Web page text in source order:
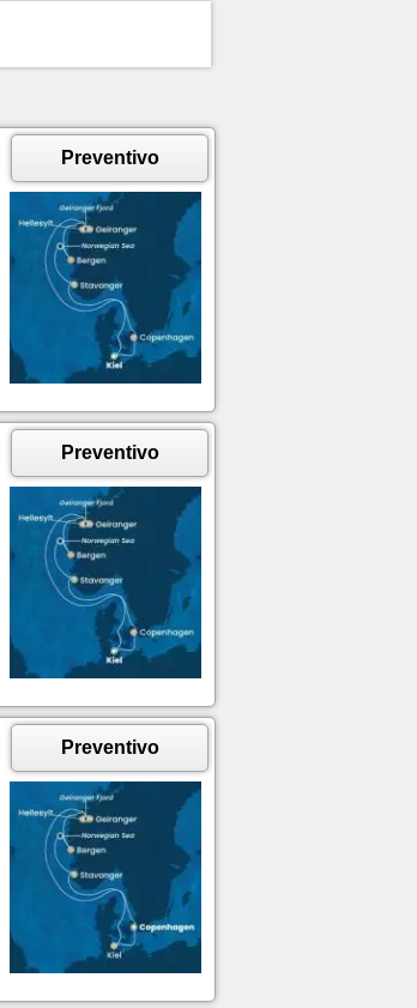
Preventivo
Preventivo
Preventivo